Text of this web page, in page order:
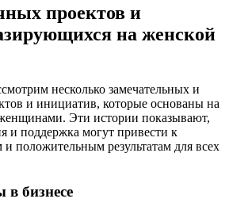
проектов и
на женской
несколько замечательных и
и инициатив, которые основаны на
Эти истории показывают,
и поддержка могут привести к
положительным результатам для всех
бизнесе